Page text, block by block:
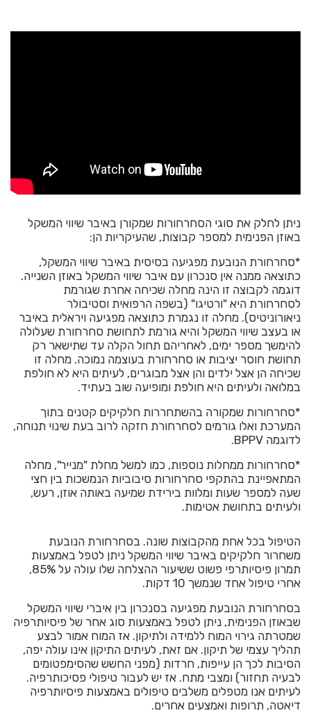
ניתן לחלק את סוגי הסחרחורות שמקורן באיבר שיווי המשקל
באוזן הפנימית למספר קבוצות, שהעיקריות הן:
*סחרחורת הנובעת מפגיעה בסיסית באיבר שיווי המשקל,
כתוצאה ממנה אין סנכרון עם איבר שיווי המשקל באוזן השנייה.
דוגמה לקבוצה זו הינה מחלה שכיחה אחרת שגורמת
לסחרחורת היא "ורטיגו" (בשפה הרפואית וסטיבולר
ניאורוניטיס). מחלה זו נגמרת כתוצאה מפגיעה ויראלית באיבר
או בעצב שיווי המשקל והיא גורמת לתחושת סחרחורת שעלולה
להימשך מספר ימים, לאחריהם תחול הקלה עד שתישאר רק
תחושת חוסר יציבות או סחרחורת בעוצמה נמוכה. מחלה זו
שכיחה הן אצל ילדים והן אצל מבוגרים, לעיתים היא לא חולפת
במלואה ולעיתים היא חולפת ומופיעה שוב בעתיד.
*סחרחורות שמקורה בהשתחררות חלקיקים קטנים בתוך
המערכת ואלו גורמים לסחרחורת חזקה לרוב בעת שינוי תנוחה,
לדוגמה BPPV.
*סחרחורות ממחלות נוספות, כמו למשל מחלת "מנייר", מחלה
המתאפיינת בהתקפי סחרחורות סיבוביות הנמשכות בין חצי
שעה למספר שעות ומלוות בירידת שמיעה באותה אוזן, רעש,
ולעיתים בתחושת אטימות.
הטיפול בכל אחת מהקבוצות שונה. בסחרחורת הנובעת
משחרור חלקיקים באיבר שיווי המשקל ניתן לטפל באמצעות
תמרון פיסיותרפי פשוט ששיעור ההצלחה שלו עולה על 85%,
אחרי טיפול אחד שנמשך 10 דקות.
בסחרחורת הנובעת מפגיעה בסנכרון בין איברי שיווי המשקל
שבאוזן הפנימית, ניתן לטפל באמצעות סוג אחר של פיסיותרפיה
שמטרתה גירוי המוח ללמידה ולתיקון. אז המוח אמור לבצע
תהליך עצמי של תיקון. אם זאת, לעיתים התיקון אינו עולה יפה,
הסיבות לכך הן עייפות, חרדות (מפני החשש שהסימפטומים
לבעיה תחזור) ומצבי מתח. אז יש לעבור טיפולי פסיכותרפיה.
לעיתים אנו מטפלים משלבים טיפולים באמצעות פיסיותרפיה
דיאטה, תרופות ואמצעים אחרים.